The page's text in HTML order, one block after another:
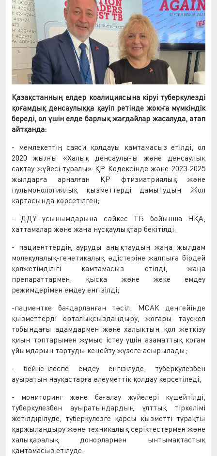
Қазақстанның елдер коалициясына кіруі туберкулезді
қоғамдық денсаулыққа қауіп ретінде жоюға мүмкіндік
береді, ол үшін елде барлық жағдайлар жасалуда, атап
айтқанда:
- мемлекеттің саяси қолдауы қамтамасыз етілді, ол
2020 жылғы «Халық денсаулығы және денсаулық
сақтау жүйесі туралы» ҚР Кодексінде және 2023-2025
жылдарға арналған ҚР фтизиатриялық және
пульмонологиялық қызметтерді дамытудың Жол
картасында көрсетілген;
- ДДҰ ұсынымдарына сәйкес ТБ бойынша НҚА,
хаттамалар және жаңа нұсқаулықтар бекітілді;
- пациенттердің ауруды анықтаудың жаңа жылдам
молекулалық-генетикалық әдістеріне жалпыға бірдей
қолжетімділігі қамтамасыз етілді, жаңа
препараттармен, қысқа және жеке емдеу
режимдерімен емдеу енгізілді;
-пациентке бағдарланған тәсіл, МСАК деңгейінде
қызметтерді орталықсыздандыру, жоғары тәуекел
тобындағы адамдармен және халықтың қол жеткізу
қиын топтарымен жұмыс істеу үшін азаматтық қоғам
ұйымдарын тартуды кеңейту жүзеге асырылады;
- бейне-ілеспе емдеу енгізілуде, туберкулезбен
ауыратын науқастарға әлеуметтік қолдау көрсетіледі,
- мониторинг және бағалау жүйелері күшейтілді,
туберкулезбен ауыратындардың ұлттық тіркелімі
жетілдірілуде, туберкулезге қарсы қызметті тұрақты
қаржыландыру және техникалық серіктестермен және
халықаралық донорлармен ынтымақтастық
қамтамасыз етілуде.